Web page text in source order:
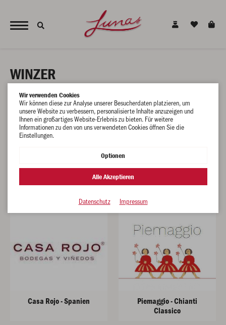
WINZER
Domaine Katie Jones -
Champagne Philippe Gonet
Casa Rojo - Spanien
Piemaggio - Chianti
Classico
Wir verwenden Cookies
Wir können diese zur Analyse unserer Besucherdaten platzieren, um
unsere Website zu verbessern, personalisierte Inhalte anzuzeigen und
Ihnen ein großartiges Website-Erlebnis zu bieten. Für weitere
Informationen zu den von uns verwendeten Cookies öffnen Sie die
Einstellungen.
Optionen
Alle Akzeptieren
Datenschutz Impressum